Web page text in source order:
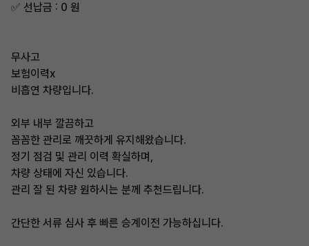
✅ 선납금 : 0 원
무사고
보험이력x
비흡연 차량입니다.
외부 내부 깔끔하고
꼼꼼한 관리로 깨끗하게 유지해왔습니다.
정기 점검 및 관리 이력 확실하며,
차량 상태에 자신 있습니다.
관리 잘 된 차량 원하시는 분께 추천드립니다.
간단한 서류 심사 후 빠른 승계이전 가능하십니다.